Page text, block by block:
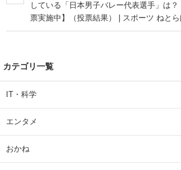
している「日本男子バレー代表選手」は
票実施中】（投票結果） | スポーツ ねと
カテゴリ一覧
IT・科学
エンタメ
おかね